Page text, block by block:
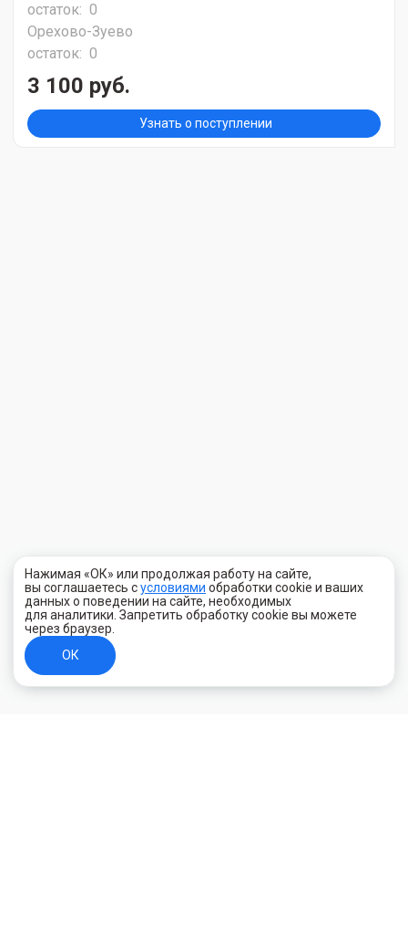
остаток: 0
Орехово-Зуево
остаток: 0
3 100 руб.
Узнать о поступлении
Нажимая «ОК» или продолжая работу на сайте,
вы соглашаетесь сусловиями обработки cookie и ваших
данных о поведении на сайте, необходимых
для аналитики. Запретить обработку cookie вы можете
через браузер.
ОК